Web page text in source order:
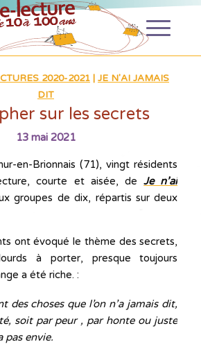
2020-2021| JE N'AI JAMAIS
DIT
sur les secrets
13 mai 2021
en-Brionnais (71), vingt résidents
courte et aisée, deJe n’ai
groupes de dix, répartis sur deux
ont évoqué le thème des secrets,
à porter, presque toujours
a été riche. :
des choses que l’on n’a jamais dit,
soit par peur , par honte ou juste
pas envie.